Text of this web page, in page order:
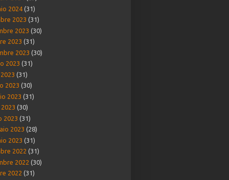
2024 (31)
2023 (31)
2023 (30)
2023 (31)
2023 (30)
2023 (31)
(31)
2023 (30)
2023 (31)
(30)
2023 (31)
2023 (28)
2023 (31)
2022 (31)
2022 (30)
2022 (31)